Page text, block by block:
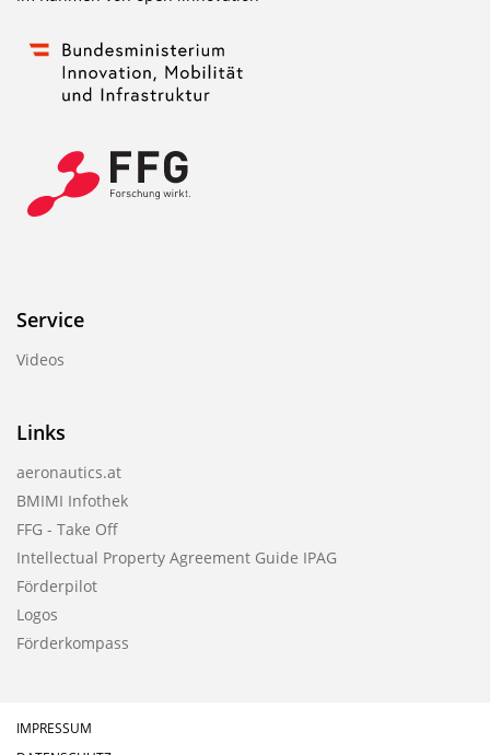
Service
Videos
Links
aeronautics.at
BMIMI Infothek
FFG - Take Off
Intellectual Property Agreement Guide IPAG
Förderpilot
Logos
Förderkompass
IMPRESSUM